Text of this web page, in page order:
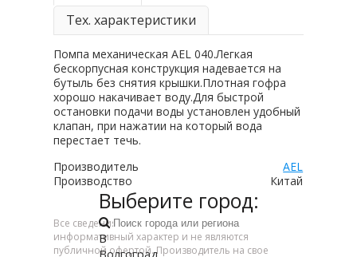
Тех. характеристики
Помпа механическая AEL 040.Легкая
бескорпусная конструкция надевается на
бутыль без снятия крышки.Плотная гофра
хорошо накачивает воду.Для быстрой
остановки подачи воды установлен удобный
клапан, при нажатии на который вода
перестает течь.
Производитель
AEL
Производство
Китай
Все сведения, указанные на сайте, носят
информативный характер и не являются
публичной офертой. Производитель на свое
Выберите город:
В
Волгоград